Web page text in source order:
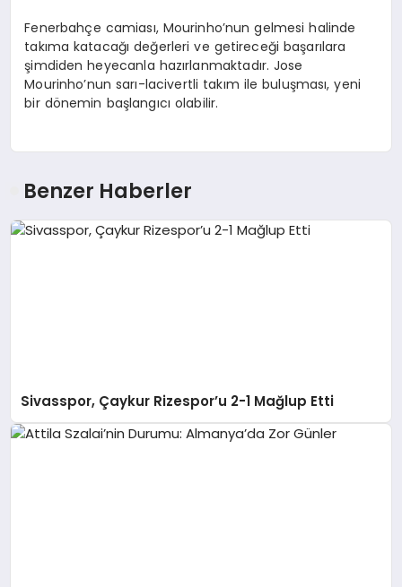
Fenerbahçe camiası, Mourinho’nun gelmesi halinde
takıma katacağı değerleri ve getireceği başarılara
şimdiden heyecanla hazırlanmaktadır. Jose
Mourinho’nun sarı-lacivertli takım ile buluşması, yeni
bir dönemin başlangıcı olabilir.
Benzer Haberler
Sivasspor, Çaykur Rizespor’u 2-1 Mağlup Etti